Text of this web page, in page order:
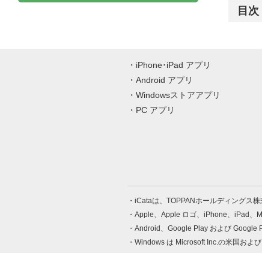
目次
iPhone･iPad アプリ
Android アプリ
Windowsストアアプリ
PC アプリ
iCataは、TOPPANホールディングス株
Apple、Apple ロゴ、iPhone、iPad、
Android、Google Play および Google
Windows は Microsoft Inc.の米国およ